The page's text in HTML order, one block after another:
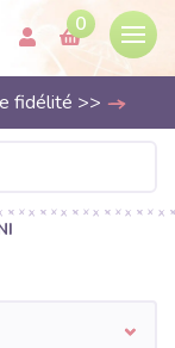
0
fidélité >>